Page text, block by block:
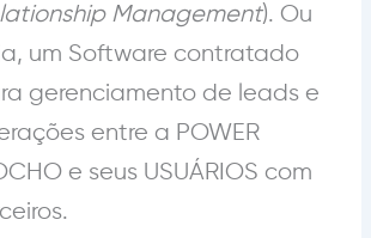
Management). Ou
um Software contratado
gerenciamento de leads e
entre a POWER
e seus USUÁRIOS com